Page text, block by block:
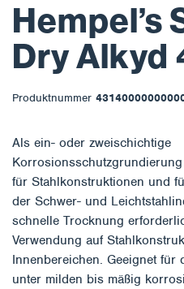
Hempel’s
Dry Alkyd
Produktnummer
Als ein- oder zweischichtige
für Stahlkonstruktionen und
der Schwer- und
schnelle Trocknung
Verwendung auf
Innenbereichen. Geeignet für
unter milden bis mäßig